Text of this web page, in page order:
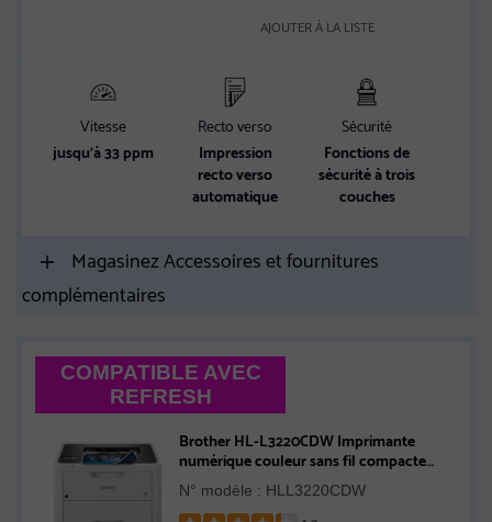
AJOUTER À LA LISTE
Vitesse
jusqu’à 33 ppm
Recto verso
Impression
recto verso
automatique
Sécurité
Fonctions de
sécurité à trois
couches
Magasinez Accessoires et fournitures
complémentaires
COMPATIBLE AVEC
REFRESH
Brother HL-L3220CDW Imprimante
numérique couleur sans fil compacte
avec fonctions d’impression recto verso
et impression à partir d’appareils mobiles
N° modèle : HLL3220CDW